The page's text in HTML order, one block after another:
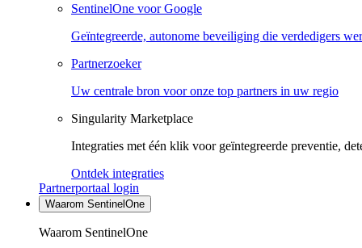
SentinelOne voor Google
Geïntegreerde, autonome beveiliging die verdedigers
Partnerzoeker
Uw centrale bron voor onze top partners in uw regio
Singularity Marketplace
Integraties met één klik voor geïntegreerde preventie,
Ontdek integraties
Partnerportaal login
Waarom SentinelOne
Waarom SentinelOne